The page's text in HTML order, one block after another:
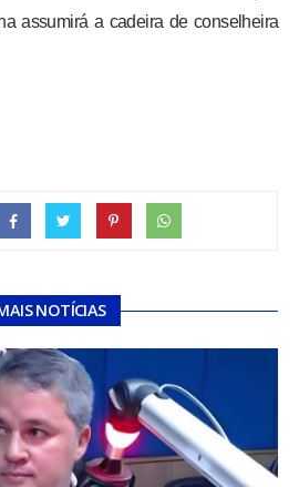
assumirá a cadeira de conselheira
NOTÍCIAS